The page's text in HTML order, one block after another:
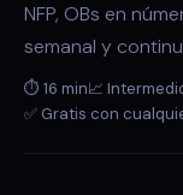
NFP, OBs en
semanal y
⏱ 16 min📈
✅ Gratis con